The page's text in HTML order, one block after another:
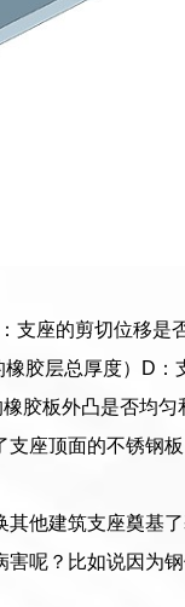
支座的剪切位移是
胶层总厚度）D：
胶板外凸是否均
座顶面的不锈钢
他建筑支座奠基了
呢？比如说因为